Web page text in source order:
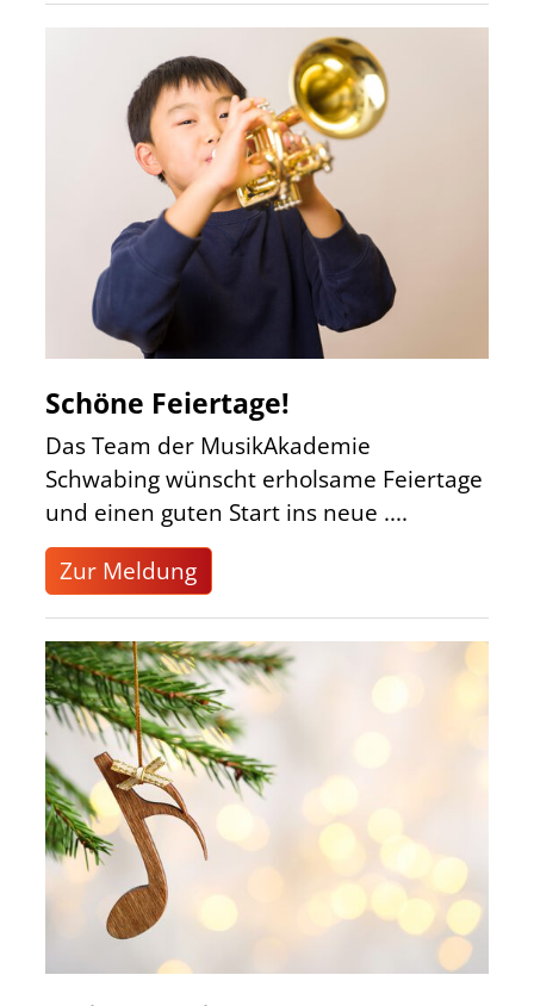
Schöne Feiertage!
Das Team der MusikAkademie
Schwabing wünscht erholsame Feiertage
und einen guten Start ins neue ....
Zur Meldung